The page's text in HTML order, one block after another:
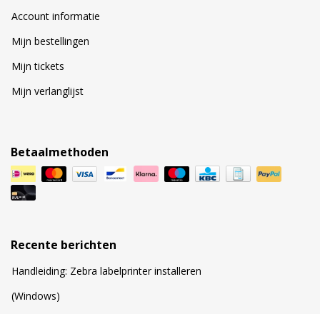
Account informatie
Mijn bestellingen
Mijn tickets
Mijn verlanglijst
Betaalmethoden
Recente berichten
Handleiding: Zebra labelprinter installeren
(Windows)